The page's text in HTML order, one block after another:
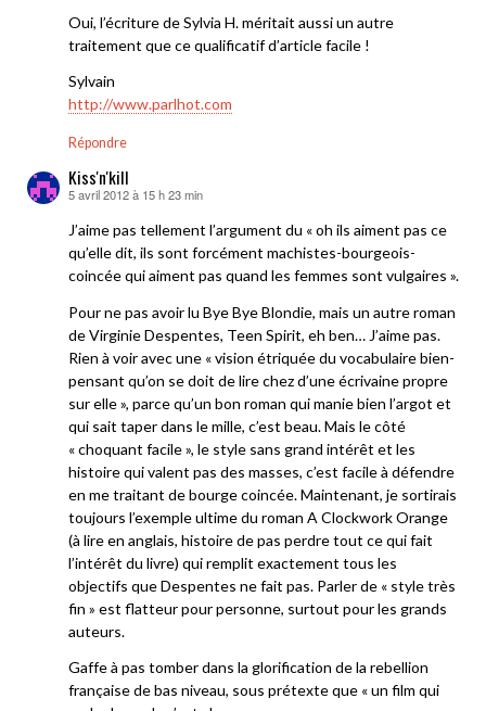
Oui, l’écriture de Sylvia H. méritait aussi un autre
traitement que ce qualificatif d’article facile !
Sylvain
http://www.parlhot.com
Répondre
Kiss'n'kill
dit :
5 avril 2012 à 15 h 23 min
J’aime pas tellement l’argument du « oh ils aiment pas ce
qu’elle dit, ils sont forcément machistes-bourgeois-
coincée qui aiment pas quand les femmes sont vulgaires ».
Pour ne pas avoir lu Bye Bye Blondie, mais un autre roman
de Virginie Despentes, Teen Spirit, eh ben… J’aime pas.
Rien à voir avec une « vision étriquée du vocabulaire bien-
pensant qu’on se doit de lire chez d’une écrivaine propre
sur elle », parce qu’un bon roman qui manie bien l’argot et
qui sait taper dans le mille, c’est beau. Mais le côté
« choquant facile », le style sans grand intérêt et les
histoire qui valent pas des masses, c’est facile à défendre
en me traitant de bourge coincée. Maintenant, je sortirais
toujours l’exemple ultime du roman A Clockwork Orange
(à lire en anglais, histoire de pas perdre tout ce qui fait
l’intérêt du livre) qui remplit exactement tous les
objectifs que Despentes ne fait pas. Parler de « style très
fin » est flatteur pour personne, surtout pour les grands
auteurs.
Gaffe à pas tomber dans la glorification de la rebellion
française de bas niveau, sous prétexte que « un film qui